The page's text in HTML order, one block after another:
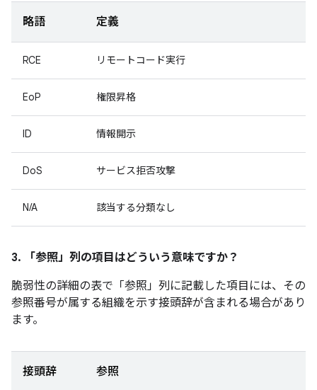
略語 定義
RCE リモートコード実行
EoP 権限昇格
ID 情報開示
DoS サービス拒否攻撃
N/A 該当する分類なし
3. 「参照」 列の項目はどういう意味ですか？
脆弱性の詳細の表で「参照」 列に記載した項目には、その
参照番号が属する組織を示す接頭辞が含まれる場合があり
ます。
接頭辞 参照